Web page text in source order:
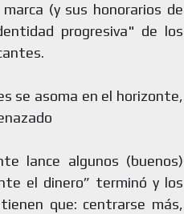
(y sus honorarios de
progresiva" de los
se asoma en el horizonte,
lance algunos (buenos)
el dinero” terminó y los
que: centrarse más,